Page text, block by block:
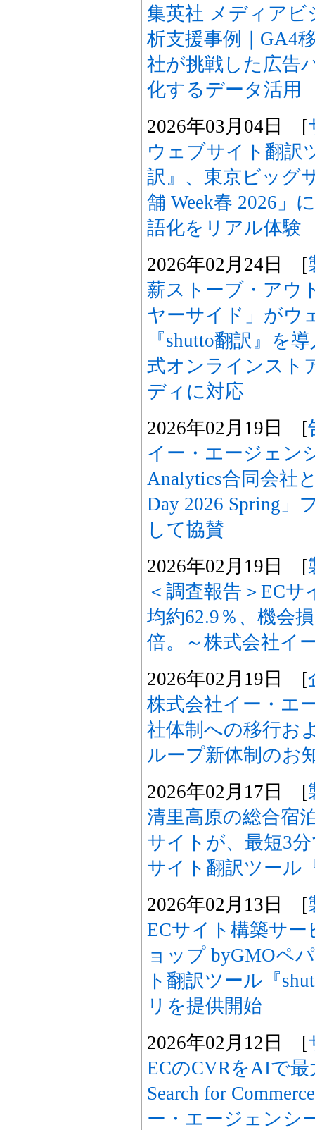
集英社 メディアビ
析支援事例｜GA4
社が挑戦した広告
化するデータ活用
2026年03月04日 [
ウェブサイト翻訳
訳』、東京ビッグ
舗 Week春 2026」
語化をリアル体験
2026年02月24日 [
薪ストーブ・アウ
ヤーサイド」がウ
『shutto翻訳』を
式オンラインスト
ディに対応
2026年02月19日 [
イー・エージェン
Analytics合同会社
Day 2026 Spring」
して協賛
2026年02月19日 [
＜調査報告＞EC
均約62.9％、機会
倍。～株式会社イ
2026年02月19日 [
株式会社イー・エ
社体制への移行お
ループ新体制のお
2026年02月17日 [
清里高原の総合宿
サイトが、最短3
サイト翻訳ツール
2026年02月13日 [
ECサイト構築サ
ョップ byGMOペ
ト翻訳ツール『
リを提供開始
2026年02月12日 [
ECのCVRをAIで最
Search for
ー・エージェンシ